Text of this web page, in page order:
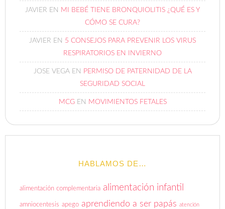
JAVIER EN MI BEBÉ TIENE BRONQUIOLITIS ¿QUÉ ES Y
CÓMO SE CURA?
JAVIER EN 5 CONSEJOS PARA PREVENIR LOS VIRUS
RESPIRATORIOS EN INVIERNO
JOSE VEGAEN PERMISO DE PATERNIDAD DE LA
SEGURIDAD SOCIAL
MCGEN MOVIMIENTOS FETALES
HABLAMOS DE…
alimentación complementaria alimentación infantil
amniocentesis apego aprendiendo a ser papás atención